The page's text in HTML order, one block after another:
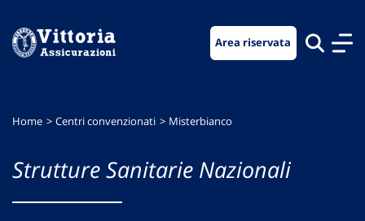
menu
contenuto
footer
Area riservata
Home Centri convenzionati Misterbianco
Strutture Sanitarie Nazionali